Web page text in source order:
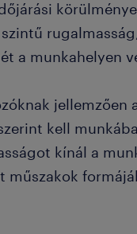
a munkahelyen
jellemzően
kell
kínál a
műszakok